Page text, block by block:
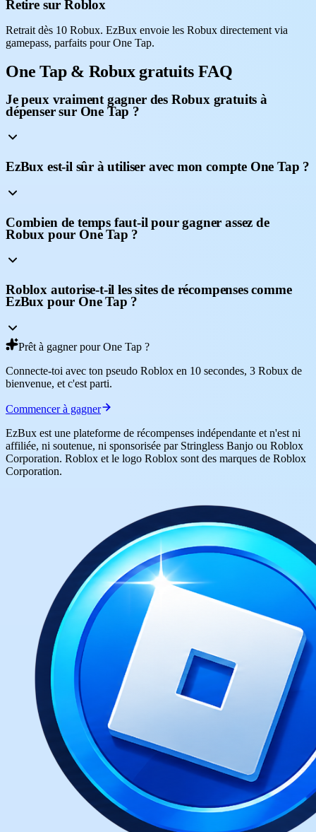
Retire sur Roblox
Retrait dès 10 Robux. EzBux envoie les Robux directement via
gamepass, parfaits pour One Tap.
One Tap & Robux gratuits FAQ
Je peux vraiment gagner des Robux gratuits à
dépenser sur One Tap ?
EzBux est-il sûr à utiliser avec mon compte One Tap ?
Combien de temps faut-il pour gagner assez de
Robux pour One Tap ?
Roblox autorise-t-il les sites de récompenses comme
EzBux pour One Tap ?
Prêt à gagner pour One Tap ?
Connecte-toi avec ton pseudo Roblox en 10 secondes, 3 Robux de
bienvenue, et c'est parti.
Commencer à gagner
EzBux est une plateforme de récompenses indépendante et n'est ni
affiliée, ni soutenue, ni sponsorisée par Stringless Banjo ou Roblox
Corporation. Roblox et le logo Roblox sont des marques de Roblox
Corporation.